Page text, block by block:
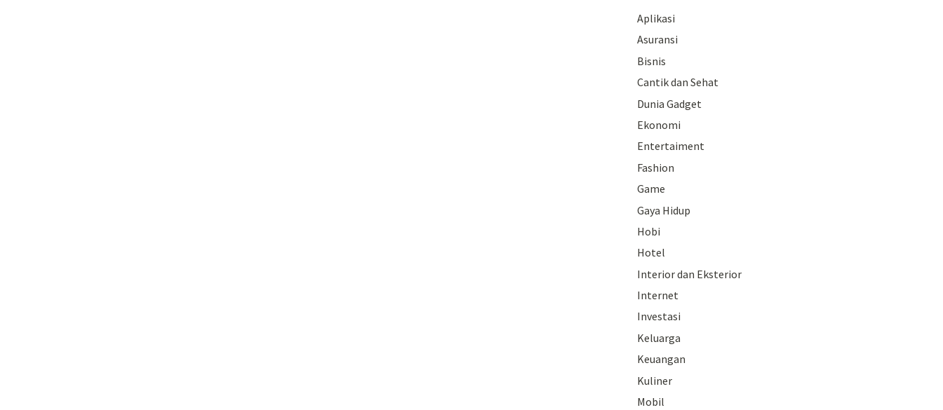
Aplikasi
Asuransi
Bisnis
Cantik dan Sehat
Dunia Gadget
Ekonomi
Entertaiment
Fashion
Game
Gaya Hidup
Hobi
Hotel
Interior dan Eksterior
Internet
Investasi
Keluarga
Keuangan
Kuliner
Mobil